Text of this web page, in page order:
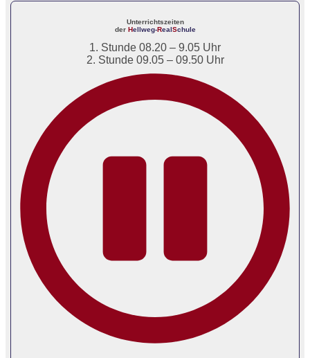
Unterrichtszeiten
der Hellweg-RealSchule
1. Stunde 08.20 – 9.05 Uhr
2. Stunde 09.05 – 09.50 Uhr